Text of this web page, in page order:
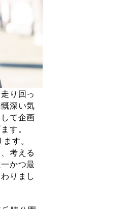
り回っ
深い気
て企画
す。
す。
考える
かつ最
りまし